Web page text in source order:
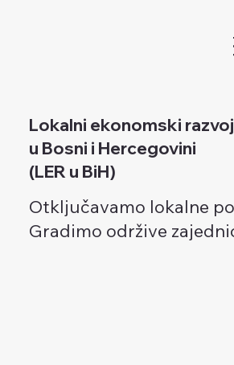
Lokalni ekonomski razvoj
u Bosni i Hercegovini
(LER u BiH)
Otključavamo lokalne
Gradimo održive